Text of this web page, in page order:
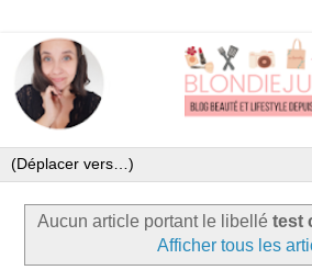
Aucun article portant le libellé test
Afficher tous les